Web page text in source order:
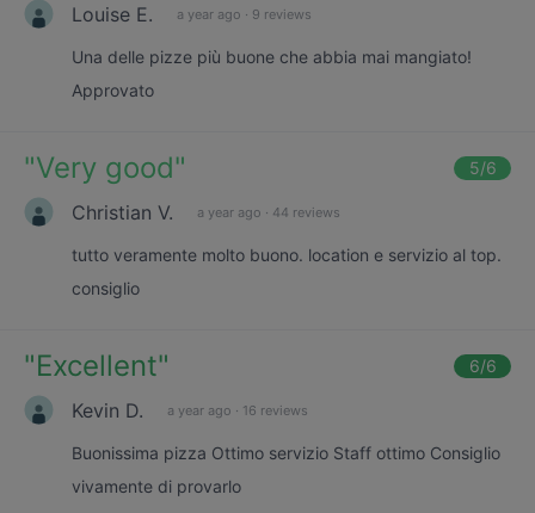
Louise E. a year ago · 9 reviews
Una delle pizze più buone che abbia mai mangiato!
Approvato
"Very good" 5/6
Christian V. a year ago · 44 reviews
tutto veramente molto buono. location e servizio al top.
consiglio
"Excellent" 6/6
Kevin D. a year ago · 16 reviews
Buonissima pizza Ottimo servizio Staff ottimo Consiglio
vivamente di provarlo